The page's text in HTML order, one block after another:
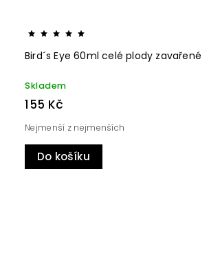
Bird´s Eye 60ml celé plody zavařené
Skladem
155 Kč
Do košíku
Nejmenší z nejmenších